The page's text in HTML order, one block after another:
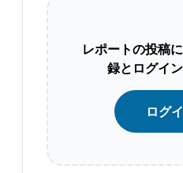
レポートの投稿
録とログイ
ログ